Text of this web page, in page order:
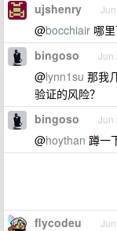
ujshenry
@bocchiair 哪
bingoso Jun
@lynn1su 那我
验证的风险？
bingoso Jun
@hoythan 蹲一
flycodeu